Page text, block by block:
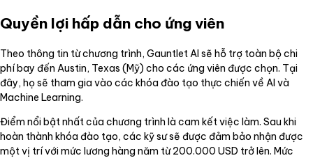
Quyền lợi hấp dẫn cho ứng viên
Theo thông tin từ chương trình, Gauntlet AI sẽ hỗ trợ toàn bộ chi
phí bay đến Austin, Texas (Mỹ) cho các ứng viên được chọn. Tại
đây, họ sẽ tham gia vào các khóa đào tạo thực chiến về AI và
Machine Learning.
Điểm nổi bật nhất của chương trình là cam kết việc làm. Sau khi
hoàn thành khóa đào tạo, các kỹ sư sẽ được đảm bảo nhận được
một vị trí với mức lương hàng năm từ 200.000 USD trở lên. Mức